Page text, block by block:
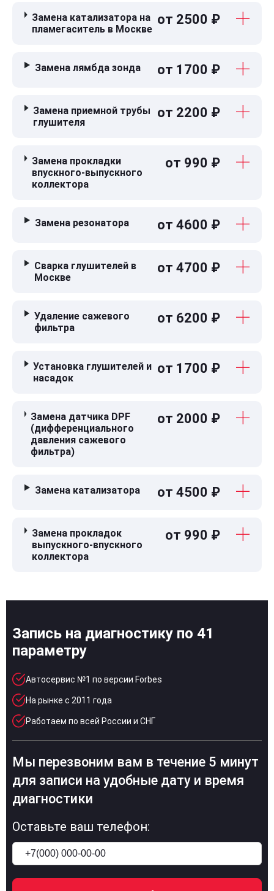
Замена катализатора на
пламегаситель в Москве
от 2500 ₽
Замена лямбда зонда от 1700 ₽
Замена приемной трубы
глушителя
от 2200 ₽
Замена прокладки
впускного-выпускного
коллектора
от 990 ₽
Замена резонатора от 4600 ₽
Сварка глушителей в
Москве
от 4700 ₽
Удаление сажевого
фильтра
от 6200 ₽
Установка глушителей и
насадок
от 1700 ₽
Замена датчика DPF
(дифференциального
давления сажевого
фильтра)
от 2000 ₽
Замена катализатора от 4500 ₽
Замена прокладок
выпускного-впускного
коллектора
от 990 ₽
Запись на диагностику по 41
параметру
Автосервис №1 по версии Forbes
На рынке с 2011 года
Работаем по всей России и СНГ
Мы перезвоним вам в течение 5 минут
для записи на удобные дату и время
диагностики
Оставьте ваш телефон: